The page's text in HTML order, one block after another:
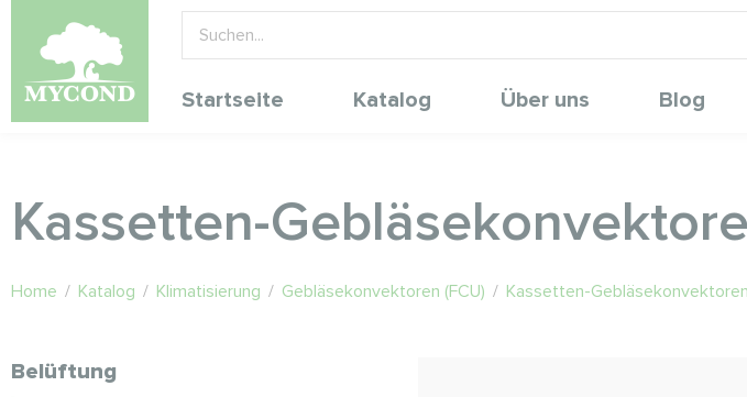
Startseite Katalog Über uns Blog
Kassetten-
Home / Katalog / Klimatisierung / Gebläsekonvektoren (FCU) / Kassetten-Gebläsekonvektoren
Belüftung